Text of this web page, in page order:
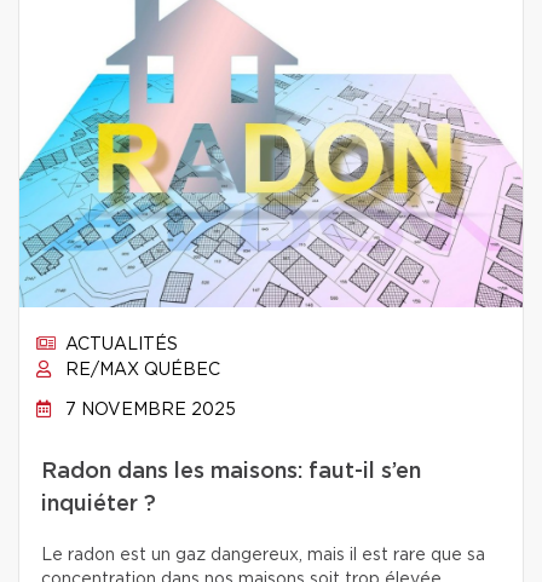
ACTUALITÉS
RE/MAX QUÉBEC
7 NOVEMBRE 2025
Radon dans les maisons: faut-il s’en
inquiéter ?
Le radon est un gaz dangereux, mais il est rare que sa